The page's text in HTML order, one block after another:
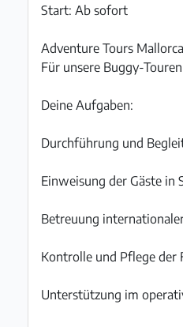
Start: Ab sofort
Adventure Tours
Für unsere Buggy-
Deine Aufgaben:
Durchführung und
Einweisung der Gäste in
Betreuung
Kontrolle und Pflege der
Unterstützung im